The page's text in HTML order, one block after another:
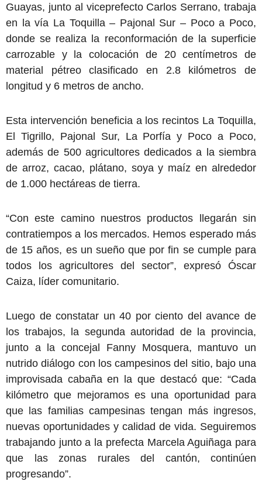
Guayas, junto al viceprefecto Carlos Serrano, trabaja
en la vía La Toquilla – Pajonal Sur – Poco a Poco,
donde se realiza la reconformación de la superficie
carrozable y la colocación de 20 centímetros de
material pétreo clasificado en 2.8 kilómetros de
longitud y 6 metros de ancho.
Esta intervención beneficia a los recintos La Toquilla,
El Tigrillo, Pajonal Sur, La Porfía y Poco a Poco,
además de 500 agricultores dedicados a la siembra
de arroz, cacao, plátano, soya y maíz en alrededor
de 1.000 hectáreas de tierra.
“Con este camino nuestros productos llegarán sin
contratiempos a los mercados. Hemos esperado más
de 15 años, es un sueño que por fin se cumple para
todos los agricultores del sector”, expresó Óscar
Caiza, líder comunitario.
Luego de constatar un 40 por ciento del avance de
los trabajos, la segunda autoridad de la provincia,
junto a la concejal Fanny Mosquera, mantuvo un
nutrido diálogo con los campesinos del sitio, bajo una
improvisada cabaña en la que destacó que: “Cada
kilómetro que mejoramos es una oportunidad para
que las familias campesinas tengan más ingresos,
nuevas oportunidades y calidad de vida. Seguiremos
trabajando junto a la prefecta Marcela Aguiñaga para
que las zonas rurales del cantón, continúen
progresando”.